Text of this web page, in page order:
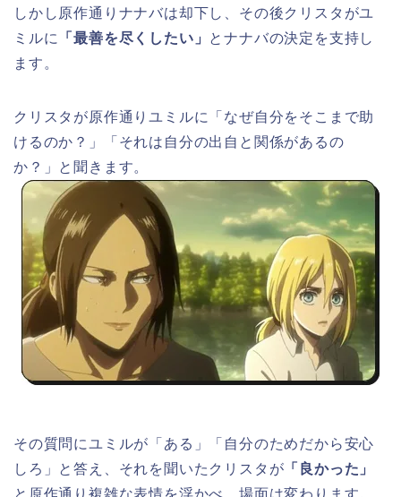
しかし原作通りナナバは却下し、その後クリスタがユ
ミルに
「最善を尽くしたい」 とナナバの決定を支持し
ます。
クリスタが原作通りユミルに「なぜ自分をそこまで助
けるのか？」「それは自分の出自と関係があるの
か？」と聞きます。
その質問にユミルが「ある」「自分のためだから安心
しろ」と答え、それを聞いたクリスタが 「良かった」
と原作通り複雑な表情を浮かべ、場面は変わります。